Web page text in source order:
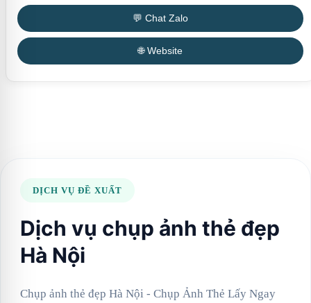
💬 Chat Zalo
🌐 Website
DỊCH VỤ ĐỀ XUẤT
Dịch vụ chụp ảnh thẻ đẹp
Hà Nội
Chụp ảnh thẻ đẹp Hà Nội - Chụp Ảnh Thẻ Lấy Ngay